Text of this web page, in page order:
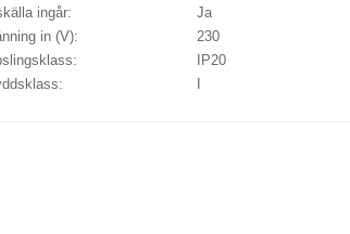
ingår:
Ja
in (V):
230
IP20
I